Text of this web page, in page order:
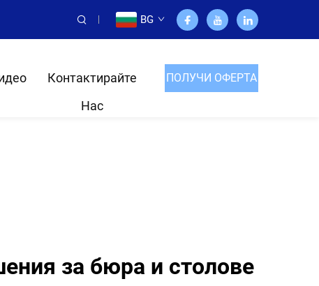
BG
Контактирайте
Нас
ПОЛУЧИ ОФЕРТА
за бюра и столове